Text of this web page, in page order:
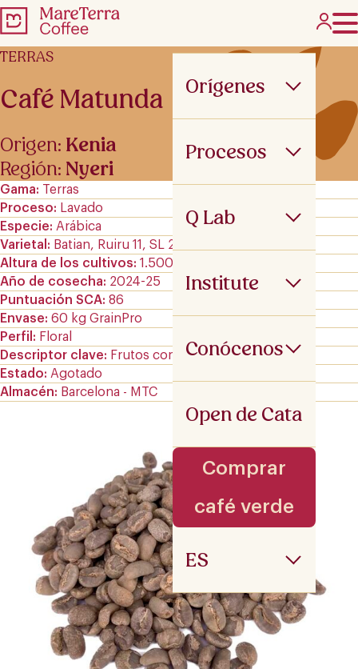
Orígenes
Procesos
Q Lab
Institute
Conócenos
Open de Cata
Comprar
café verde
ES
TERRAS
Café Matunda
Origen: Kenia
Región: Nyeri
Gama
Terras
Proceso
Lavado
Especie
Arábica
Varietal
Batian, Ruiru 11, SL 28 y SL 34
Altura de los cultivos 1.500-2.200 m.s.n.m
Año de cosecha
2024-25
Puntuación SCA 86
Envase 60 kg GrainPro
Perfil
Floral
Descriptor clave
Frutos con Hueso
Estado
Agotado
Almacén
Barcelona - MTC